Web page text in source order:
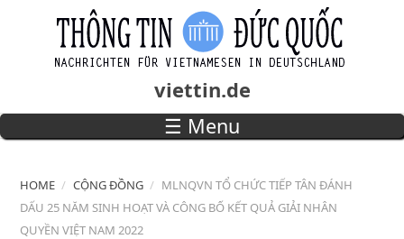
Skip to main content
viettin.de
Main menu
☰ Menu
HOME CỘNG ĐỒNG
MLNQVN TỔ CHỨC TIẾP TÂN ĐÁNH
DẤU 25 NĂM SINH HOẠT VÀ CÔNG BỐ KẾT QUẢ GIẢI NHÂN
QUYỀN VIỆT NAM 2022